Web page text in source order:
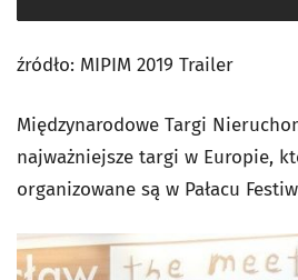
źródło: MIPIM 2019 Trailer
Międzynarodowe Targi
najważniejsze targi w Europie,
organizowane są w Pałacu